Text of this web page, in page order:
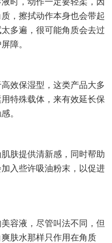
，擦拭动作本身也会带起
多遍，很可能角质会去过
障。
效保湿型，这类产品大多
特殊载体，来有效延长保
。
肤提供清新感，同时帮助
入些许吸油粉末，以促进
容液，尽管叫法不同，但
肤水那样只作用在角质